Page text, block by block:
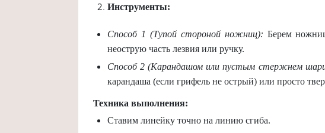
Инструменты:
Способ 1 (Тупой стороной ножниц): Берем
неострую часть лезвия или ручку.
Способ 2 (Карандашом или пустым стержнем
карандаша (если грифель не острый) или просто
Техника выполнения:
Ставим линейку точно на линию сгиба.